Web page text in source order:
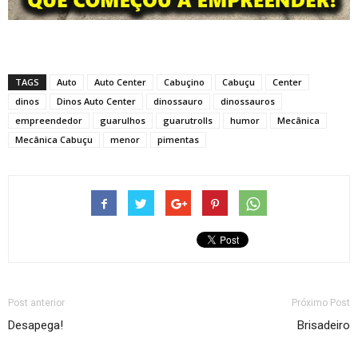
TAGS Auto Auto Center Cabuçino Cabuçu
Center
dinos
Dinos Auto Center dinossauro
dinossauros
empreendedor
guarulhos guarutrolls humor
Mecânica
Mecânica Cabuçu
menor pimentas
Post anterior
Desapega!
Próximo Post
Brisadeiro